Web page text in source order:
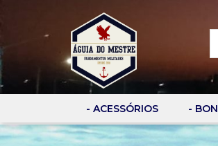
- ACESSÓRIOS -